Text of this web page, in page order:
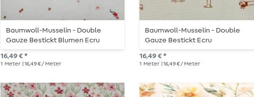
Baumwoll-Musselin - Double
Gauze Bestickt Blumen Ecru
Bronze
16,49 € *
1 Meter | 16,49 € / Meter
Baumwoll-Musselin - Double
Gauze Bestickt Ecru
16,49 € *
1 Meter | 16,49 € / Meter